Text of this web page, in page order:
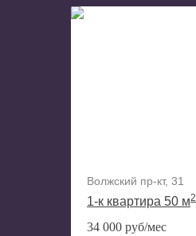
Волжский пр-кт, 31
1-к квартира 50 м2
34 000 руб/мес